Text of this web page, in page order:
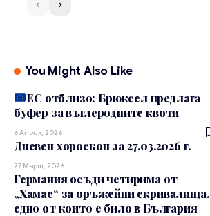
You Might Also Like
ЕС отблизо: Брюксел предлага
буфер за въглеродните квоти
6 Април, 2026
Дневен хороскоп за 27.03.2026 г.
27 Март, 2026
Германия осъди четирима от
„Хамас“ за оръжейни скривалища,
едно от които е било в България